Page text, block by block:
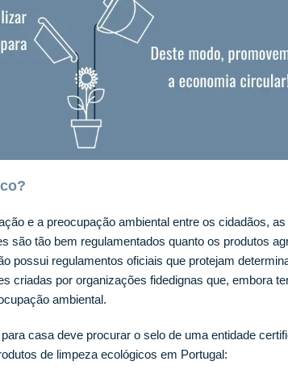
e a preocupação ambiental entre os cidadãos,
são tão bem regulamentados quanto os produtos
possui regulamentos oficiais que protejam
criadas por organizações fidedignas que, embora
ambiental.
casa deve procurar o selo de uma entidade
de limpeza ecológicos em Portugal: